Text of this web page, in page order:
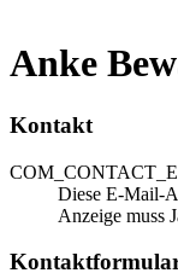
Anke
Kontakt
Diese E-Mail-
Anzeige muss